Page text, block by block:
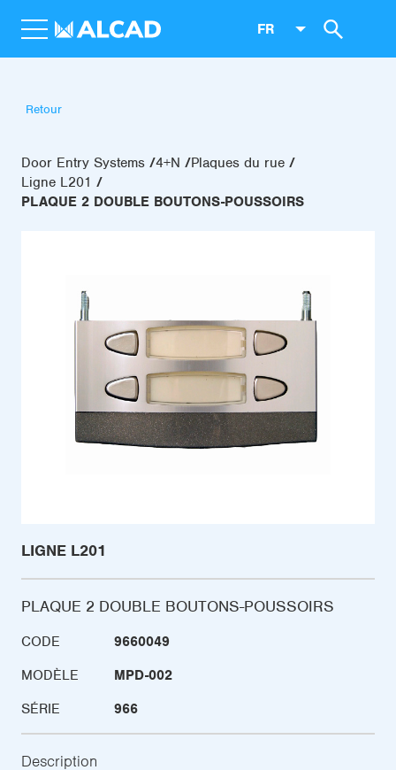
FR
Retour
Door Entry Systems 4+N
Plaques du rue
Ligne L201
PLAQUE 2 DOUBLE BOUTONS-POUSSOIRS
LIGNE L201
PLAQUE 2 DOUBLE BOUTONS-POUSSOIRS
CODE
9660049
MODÈLE
MPD-002
SÉRIE
966
Description